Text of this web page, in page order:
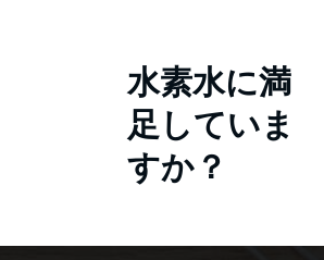
キ
水素水に満
足していま
すか？